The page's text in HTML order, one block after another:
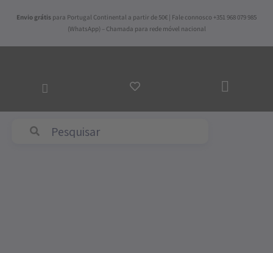
Envio grátis para Portugal Continental a partir de 50€ | Fale connosco +351 968 079 985
(WhatsApp) – Chamada para rede móvel nacional
AO